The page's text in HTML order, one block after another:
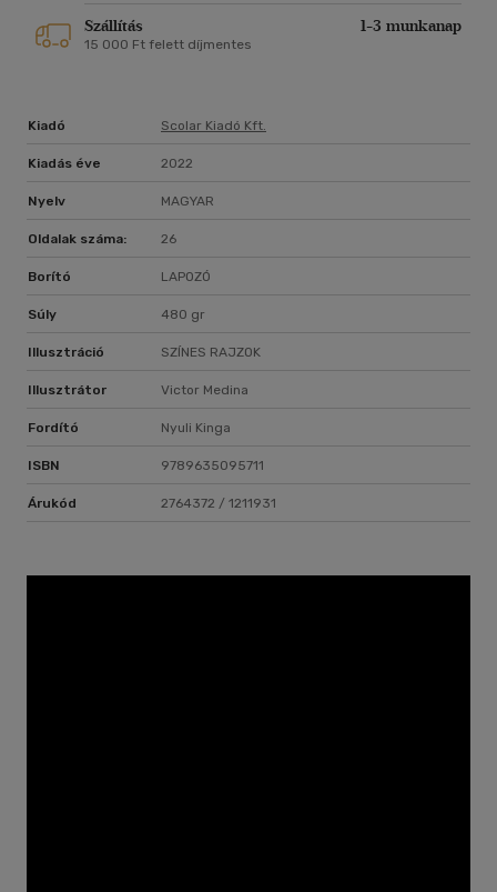
Szállítás 1-3 munkanap
15 000 Ft felett díjmentes
Kiadó Scolar Kiadó Kft.
Kiadás éve 2022
Nyelv MAGYAR
Oldalak száma: 26
Borító LAPOZÓ
Súly 480 gr
Illusztráció SZÍNES RAJZOK
Illusztrátor Victor Medina
Fordító Nyuli Kinga
ISBN 9789635095711
Árukód 2764372 / 1211931